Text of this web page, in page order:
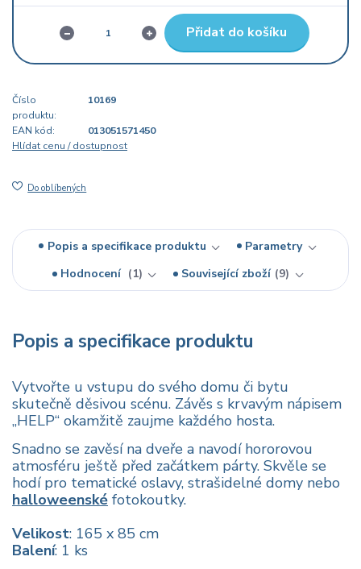
Přidat do košíku
Číslo
produktu:
10169
EAN kód:
013051571450
Hlídat cenu / dostupnost
Do oblíbených
Popis a specifikace produktu
Parametry
Hodnocení
1 Související zboží 9
Popis a specifikace produktu
Vytvořte u vstupu do svého domu či bytu
skutečně děsivou scénu. Závěs s krvavým nápisem
„HELP“ okamžitě zaujme každého hosta.
Snadno se zavěsí na dveře a navodí hororovou
atmosféru ještě před začátkem párty. Skvěle se
hodí pro tematické oslavy, strašidelné domy nebo
halloweenské fotokoutky.
Velikost: 165 x 85 cm
Balení: 1 ks